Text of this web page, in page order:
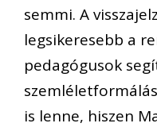
semmi. A
legsikeresebb a
pedagógusok
is lenne, hiszen